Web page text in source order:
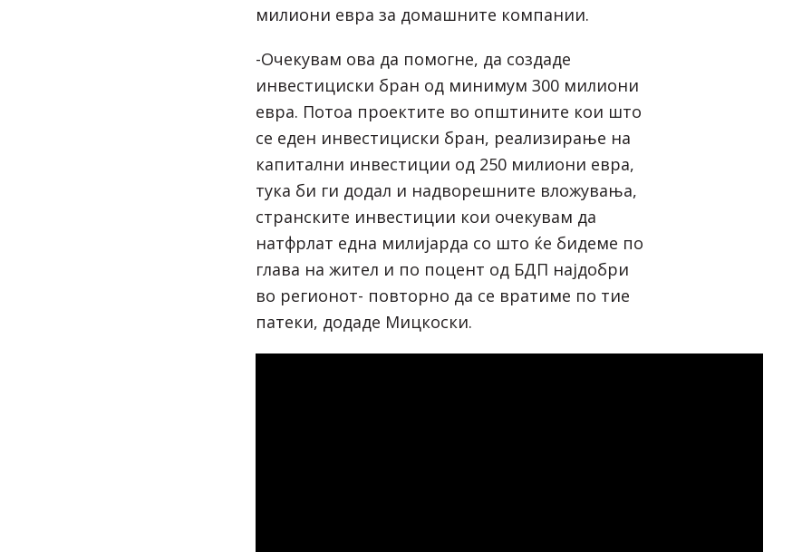
милиони евра за домашните компании.
-Очекувам ова да помогне, да создаде
инвестициски бран од минимум 300 милиони
евра. Потоа проектите во општините кои што
се еден инвестициски бран, реализирање на
капитални инвестиции од 250 милиони евра,
тука би ги додал и надворешните вложувања,
странските инвестиции кои очекувам да
натфрлат една милијарда со што ќе бидеме по
глава на жител и по поцент од БДП најдобри
во регионот- повторно да се вратиме по тие
патеки, додаде Мицкоски.